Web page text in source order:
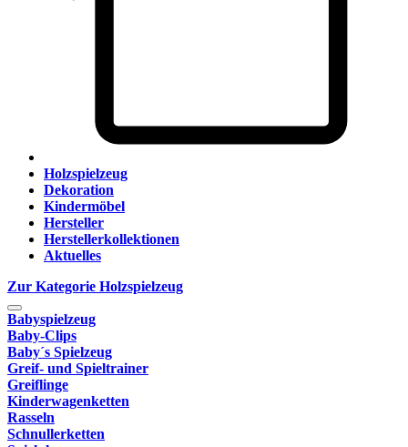
Holzspielzeug
Dekoration
Kindermöbel
Hersteller
Herstellerkollektionen
Aktuelles
Zur Kategorie Holzspielzeug
Babyspielzeug
Baby-Clips
Baby´s Spielzeug
Greif- und Spieltrainer
Greiflinge
Kinderwagenketten
Rasseln
Schnullerketten